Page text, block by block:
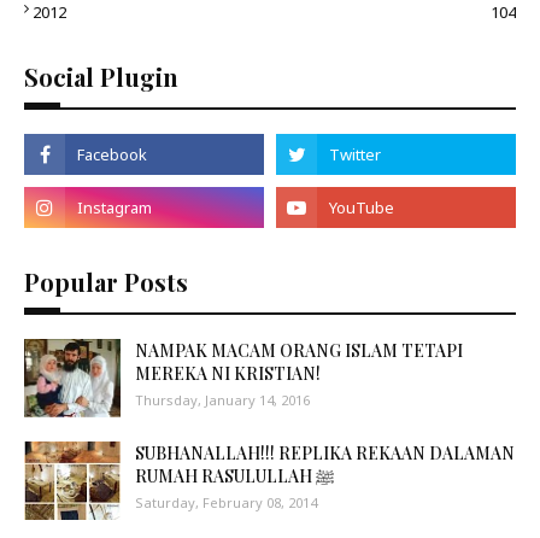
2012
104
Social Plugin
Popular Posts
NAMPAK MACAM ORANG ISLAM TETAPI
MEREKA NI KRISTIAN!
Thursday, January 14, 2016
SUBHANALLAH!!! REPLIKA REKAAN DALAMAN
RUMAH RASULULLAH ﷺ
Saturday, February 08, 2014